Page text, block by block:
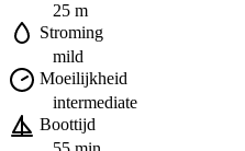
25 m
Stroming
mild
Moeilijkheid
intermediate
Boottijd